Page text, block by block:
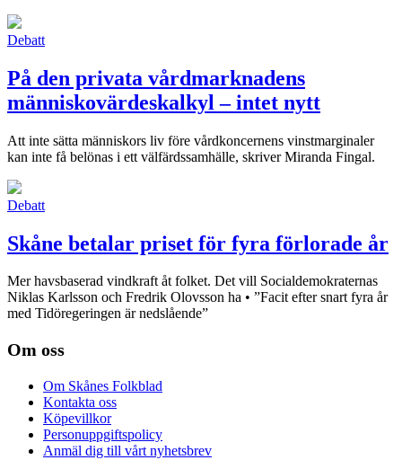
Debatt
På den privata vårdmarknadens
människovärdeskalkyl – intet nytt
Att inte sätta människors liv före vårdkoncernens vinstmarginaler
kan inte få belönas i ett välfärdssamhälle, skriver Miranda Fingal.
Debatt
Skåne betalar priset för fyra förlorade år
Mer havsbaserad vindkraft åt folket. Det vill Socialdemokraternas
Niklas Karlsson och Fredrik Olovsson ha • ”Facit efter snart fyra år
med Tidöregeringen är nedslående”
Om oss
Om Skånes Folkblad
Kontakta oss
Köpevillkor
Personuppgiftspolicy
Anmäl dig till vårt nyhetsbrev